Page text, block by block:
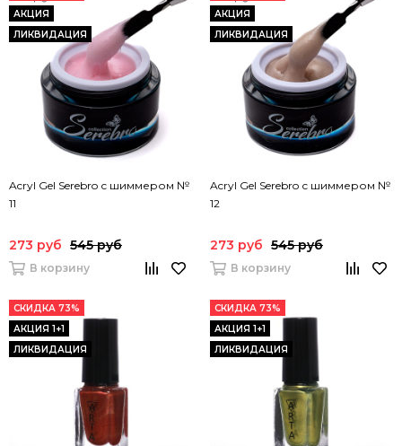
АКЦИЯ
ЛИКВИДАЦИЯ
Acryl Gel Serebro с шиммером №
11
273 руб 545 руб
В корзину
АКЦИЯ
ЛИКВИДАЦИЯ
Acryl Gel Serebro с шиммером №
12
273 руб 545 руб
В корзину
СКИДКА 73%
АКЦИЯ 1+1
ЛИКВИДАЦИЯ
СКИДКА 73%
АКЦИЯ 1+1
ЛИКВИДАЦИЯ